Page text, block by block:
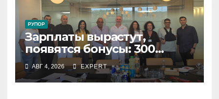
РУПОР
Зарплаты вырастут,
появятся бонусы: 300
сотрудников «Штраус»
получили новый
коллективный договор
АВГ 4, 2026 EXPERT